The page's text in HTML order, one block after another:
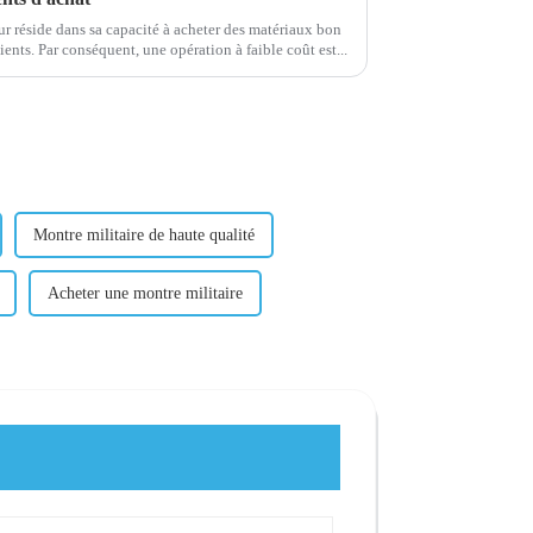
dans sa capacité à acheter des matériaux bon
marché et de haute qualité pour ses clients. Par conséquent, une opération à faible coût est...
Montre militaire de haute qualité
Acheter une montre militaire